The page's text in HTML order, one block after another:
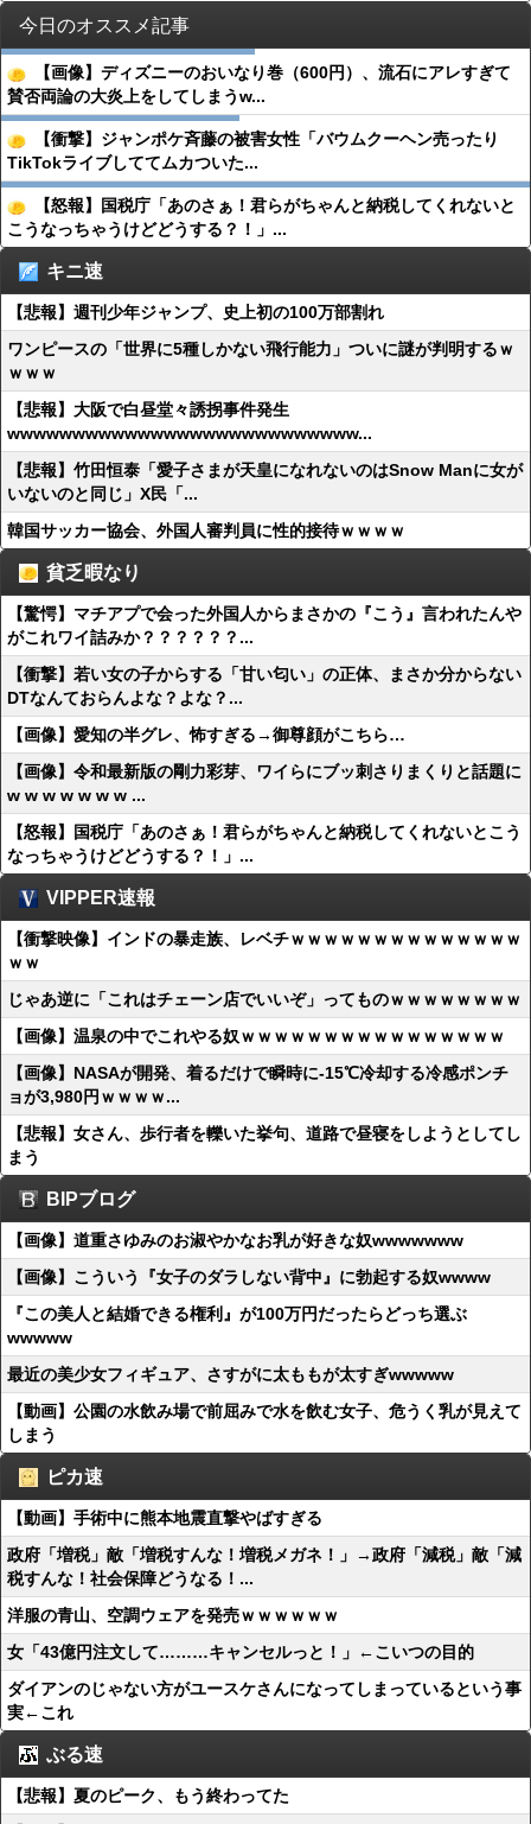
今日のオススメ記事
【画像】ディズニーのおいなり巻（600円）、流石にアレすぎて
賛否両論の大炎上をしてしまうw...
【衝撃】ジャンポケ斉藤の被害女性「バウムクーヘン売ったり
TikTokライブしててムカついた...
【怒報】国税庁「あのさぁ！君らがちゃんと納税してくれないと
こうなっちゃうけどどうする？！」...
キニ速
【悲報】週刊少年ジャンプ、史上初の100万部割れ
ワンピースの「世界に5種しかない飛行能力」ついに謎が判明するｗ
ｗｗｗ
【悲報】大阪で白昼堂々誘拐事件発生
wwwwwwwwwwwwwwwwwwwwwwwwwww...
【悲報】竹田恒泰「愛子さまが天皇になれないのはSnow Manに女が
いないのと同じ」X民「...
韓国サッカー協会、外国人審判員に性的接待ｗｗｗｗ
貧乏暇なり
【驚愕】マチアプで会った外国人からまさかの『こう』言われたんや
がこれワイ詰みか？？？？？？...
【衝撃】若い女の子からする「甘い匂い」の正体、まさか分からない
DTなんておらんよな？よな？...
【画像】愛知の半グレ、怖すぎる→御尊顔がこちら…
【画像】令和最新版の剛力彩芽、ワイらにブッ刺さりまくりと話題に
w w w w w w w ...
【怒報】国税庁「あのさぁ！君らがちゃんと納税してくれないとこう
なっちゃうけどどうする？！」...
VIPPER速報
【衝撃映像】インドの暴走族、レベチｗｗｗｗｗｗｗｗｗｗｗｗｗｗ
ｗｗ
じゃあ逆に「これはチェーン店でいいぞ」ってものｗｗｗｗｗｗｗｗ
【画像】温泉の中でこれやる奴ｗｗｗｗｗｗｗｗｗｗｗｗｗｗｗｗ
【画像】NASAが開発、着るだけで瞬時に-15℃冷却する冷感ポンチ
ョが3,980円ｗｗｗｗ...
【悲報】女さん、歩行者を轢いた挙句、道路で昼寝をしようとしてし
まう
BIPブログ
【画像】道重さゆみのお淑やかなお乳が好きな奴wwwwwww
【画像】こういう『女子のダラしない背中』に勃起する奴wwww
『この美人と結婚できる権利』が100万円だったらどっち選ぶ
wwwww
最近の美少女フィギュア、さすがに太ももが太すぎwwwww
【動画】公園の水飲み場で前屈みで水を飲む女子、危うく乳が見えて
しまう
ピカ速
【動画】手術中に熊本地震直撃やばすぎる
政府「増税」敵「増税すんな！増税メガネ！」→政府「減税」敵「減
税すんな！社会保障どうなる！...
洋服の青山、空調ウェアを発売ｗｗｗｗｗｗ
女「43億円注文して………キャンセルっと！」←こいつの目的
ダイアンのじゃない方がユースケさんになってしまっているという事
実←これ
ぶる速
【悲報】夏のピーク、もう終わってた